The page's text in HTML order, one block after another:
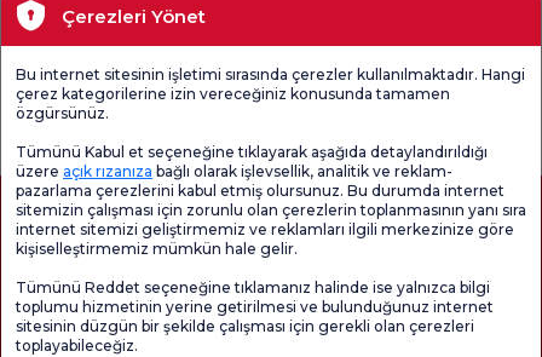
Tıbbi Birimler
Genel
Memnuniyet
Çerezleri Yönet
Bu internet sitesinin işletimi sırasında çerezler kullanılmaktadır. Hangi
çerez kategorilerine izin vereceğiniz konusunda tamamen
özgürsünüz.
Tümünü Kabul et seçeneğine tıklayarak aşağıda detaylandırıldığı
üzere açık rızanıza bağlı olarak işlevsellik, analitik ve reklam-
pazarlama çerezlerini kabul etmiş olursunuz. Bu durumda internet
sitemizin çalışması için zorunlu olan çerezlerin toplanmasının yanı sıra
internet sitemizi geliştirmemiz ve reklamları ilgili merkezinize göre
kişiselleştirmemiz mümkün hale gelir.
Tümünü Reddet seçeneğine tıklamanız halinde ise yalnızca bilgi
toplumu hizmetinin yerine getirilmesi ve bulunduğunuz internet
sitesinin düzgün bir şekilde çalışması için gerekli olan çerezleri
toplayabileceğiz.